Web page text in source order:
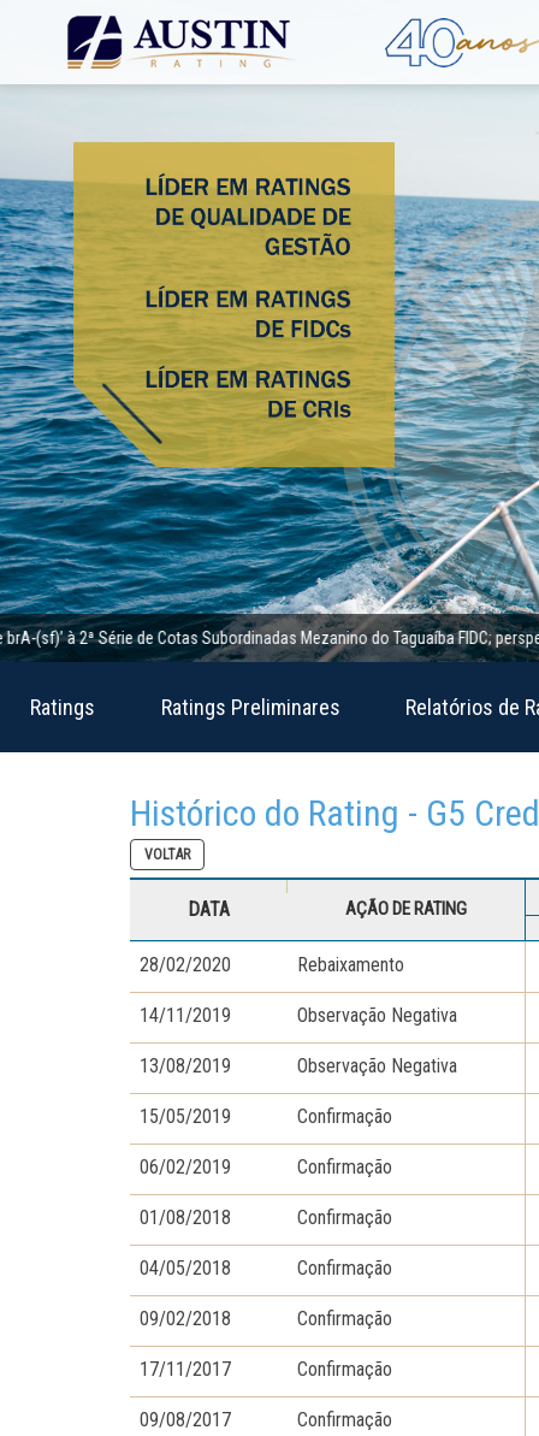
2ª Série de Cotas Subordinadas Mezanino do Taguaíba FIDC; perspectiva
Ratings Ratings Preliminares Relatórios de
Histórico do Rating - G5
VOLTAR
DATA AÇÃO DE RATING
28/02/2020 Rebaixamento
14/11/2019 Observação Negativa
13/08/2019 Observação Negativa
15/05/2019 Confirmação
06/02/2019 Confirmação
01/08/2018 Confirmação
04/05/2018 Confirmação
09/02/2018 Confirmação
17/11/2017 Confirmação
09/08/2017 Confirmação